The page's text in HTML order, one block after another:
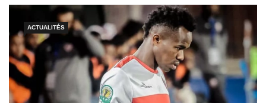
premiers matchs de la saison. […]
ACTUALITÉS